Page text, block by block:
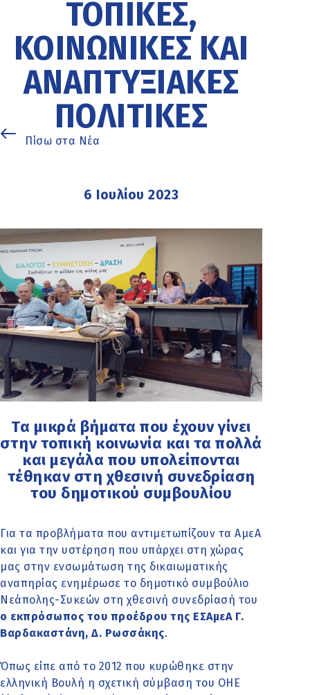
ΤΟΠΙΚΈΣ,
ΚΟΙΝΩΝΙΚΈΣ ΚΑΙ
ΑΝΑΠΤΥΞΙΑΚΈΣ
ΠΟΛΙΤΙΚΈΣ
Πίσω στα Νέα
6 Ιουλίου 2023
Τα μικρά βήματα που έχουν γίνει
στην τοπική κοινωνία και τα πολλά
και μεγάλα που υπολείπονται
τέθηκαν στη χθεσινή συνεδρίαση
του δημοτικού συμβουλίου
Για τα προβλήματα που αντιμετωπίζουν τα ΑμεΑ
και για την υστέρηση που υπάρχει στη χώρας
μας στην ενσωμάτωση της δικαιωματικής
αναπηρίας ενημέρωσε το δημοτικό συμβούλιο
Νεάπολης-Συκεών στη χθεσινή συνεδρίασή του
ο εκπρόσωπος του προέδρου της ΕΣΑμεΑ Γ.
Βαρδακαστάνη, Δ. Ρωσσάκης.
Όπως είπε από το 2012 που κυρώθηκε στην
ελληνική Βουλή η σχετική σύμβαση του ΟΗΕ